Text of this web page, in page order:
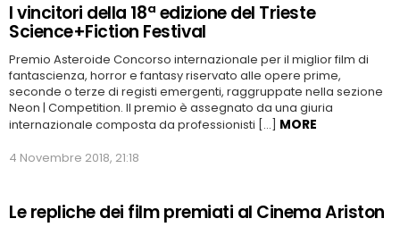
I vincitori della 18ª edizione del Trieste
Science+Fiction Festival
Premio Asteroide Concorso internazionale per il miglior film di
fantascienza, horror e fantasy riservato alle opere prime,
seconde o terze di registi emergenti, raggruppate nella sezione
Neon | Competition. Il premio è assegnato da una giuria
internazionale composta da professionisti […] MORE
4 Novembre 2018, 21:18
Le repliche dei film premiati al Cinema Ariston